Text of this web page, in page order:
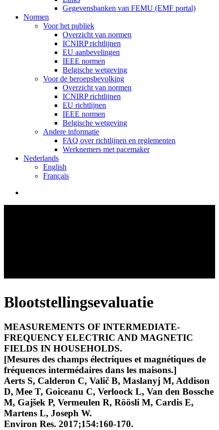
Gegevensbanken van FEMU (EMF portal)
Normen
Voor het publiek
Overzicht van normen
ICNIRP richtlijnen
EU aanbevelingen
IEEE normen
Belgische wetgeving
Voor de beroepsbevolking
Overzicht van normen
ICNIRP richtlijnen
EU richtlijnen
IEEE normen
Belgische wetgeving
Andere informatie
FAQ over richtlijnen en reglementen
Werknemers met pacemaker
Nederlands
English
Français
Blootstellingsevaluatie
MEASUREMENTS OF INTERMEDIATE-
FREQUENCY ELECTRIC AND MAGNETIC
FIELDS IN HOUSEHOLDS.
[Mesures des champs électriques et magnétiques de
fréquences intermédaires dans les maisons.]
Aerts S, Calderon C, Valič B, Maslanyj M, Addison
D, Mee T, Goiceanu C, Verloock L, Van den Bossche
M, Gajšek P, Vermeulen R, Röösli M, Cardis E,
Martens L, Joseph W.
Environ Res. 2017;154:160-170.